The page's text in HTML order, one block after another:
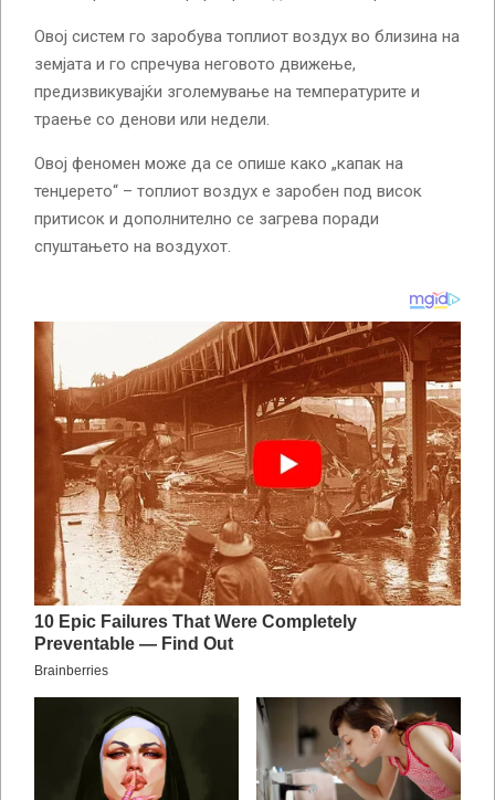
Овој систем го заробува топлиот воздух во близина на
земјата и го спречува неговото движење,
предизвикувајќи зголемување на температурите и
траење со денови или недели.
Овој феномен може да се опише како „капак на
тенџерето“ – топлиот воздух е заробен под висок
притисок и дополнително се загрева поради
спуштањето на воздухот.